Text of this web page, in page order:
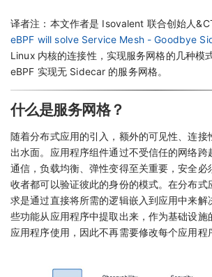
译者注：本文作者是 Isovalent 联合创始人
eBPF will solve Service Mesh - Goodbye
Linux 内核的连接性，实现服务网格的几种模
eBPF 实现无 Sidecar 的服务网格。
什么是服务网格？
随着分布式应用的引入，额外的可见性、连接
出水面。应用程序组件通过不受信任的网络跨
通信，负载均衡、弹性变得至关重要，安全必
收者都可以验证彼此的身份的模式。在分布式
求是通过直接将所需的逻辑嵌入到应用中来解
些功能从应用程序中提取出来，作为基础设施
应用程序使用，因此不再需要修改每个应用程